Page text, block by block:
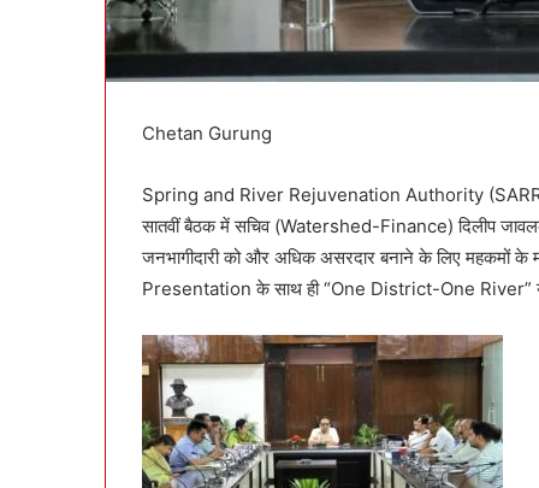
Chetan Gurung
Spring and River Rejuvenation Authority (SARRA)
सातवीं बैठक में सचिव (Watershed-Finance) दिलीप
जनभागीदारी को और अधिक असरदार बनाने के लिए महकमों के
Presentation के साथ ही “One District-One River”